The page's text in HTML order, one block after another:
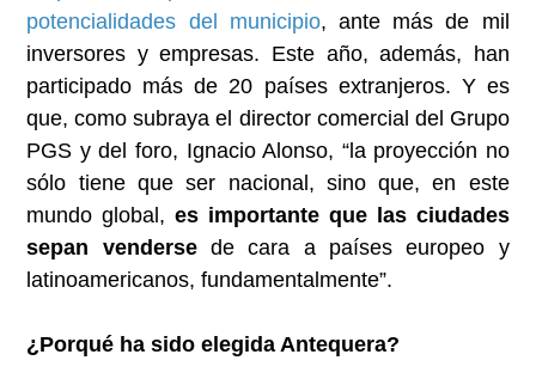
potencialidades del municipio, ante más de mil
inversores y empresas. Este año, además, han
participado más de 20 países extranjeros. Y es
que, como subraya el director comercial del Grupo
PGS y del foro, Ignacio Alonso, “la proyección no
sólo tiene que ser nacional, sino que, en este
mundo global, es importante que las ciudades
sepan vendersede cara a países europeo y
latinoamericanos, fundamentalmente”.
¿Porqué ha sido elegida Antequera?